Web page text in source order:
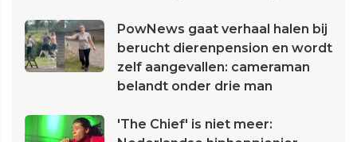
PowNews gaat verhaal halen bij
berucht dierenpension en wordt
zelf aangevallen: cameraman
belandt onder drie man
'The Chief' is niet meer: